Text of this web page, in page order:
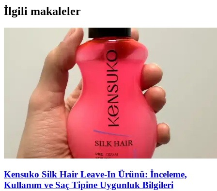
İlgili makaleler
Kensuko Silk Hair Leave-In Ürünü: İnceleme,
Kullanım ve Saç Tipine Uygunluk Bilgileri